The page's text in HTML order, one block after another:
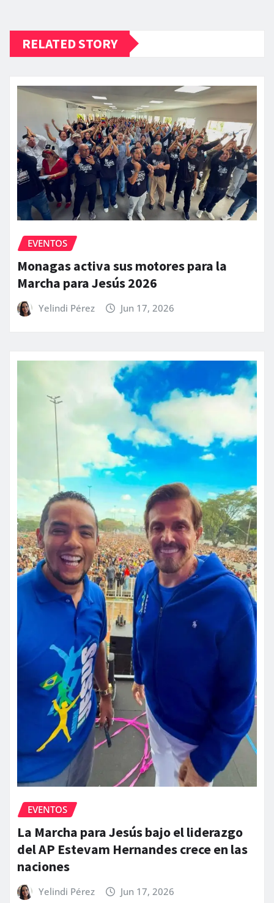
RELATED STORY
EVENTOS
Monagas activa sus motores para la
Marcha para Jesús 2026
Yelindi Pérez Jun 17, 2026
EVENTOS
La Marcha para Jesús bajo el liderazgo
del AP Estevam Hernandes crece en las
naciones
Yelindi Pérez Jun 17, 2026